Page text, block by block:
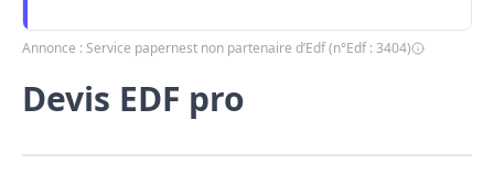
Annonce : Service papernest non partenaire d’Edf (n°Edf : 3404)
Devis EDF pro